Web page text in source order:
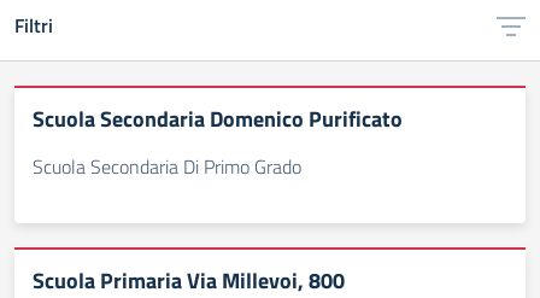
Filtri
Scuola Secondaria Domenico Purificato
Scuola Secondaria Di Primo Grado
Scuola Primaria Via Millevoi, 800